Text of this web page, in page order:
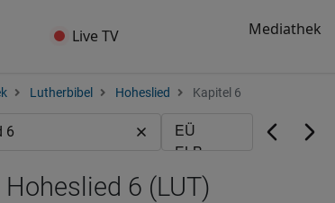
Live TV Mediathek
Lutherbibel Hoheslied Kapitel 6
6 (LUT)